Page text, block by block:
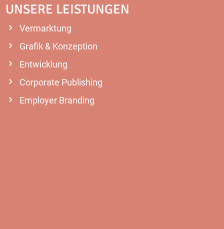
UNSERE LEISTUNGEN
Vermarktung
Grafik & Konzeption
Entwicklung
Corporate Publishing
Employer Branding